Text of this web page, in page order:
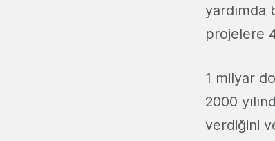
yardımda
projelere
1 milyar
2000
verdiğini